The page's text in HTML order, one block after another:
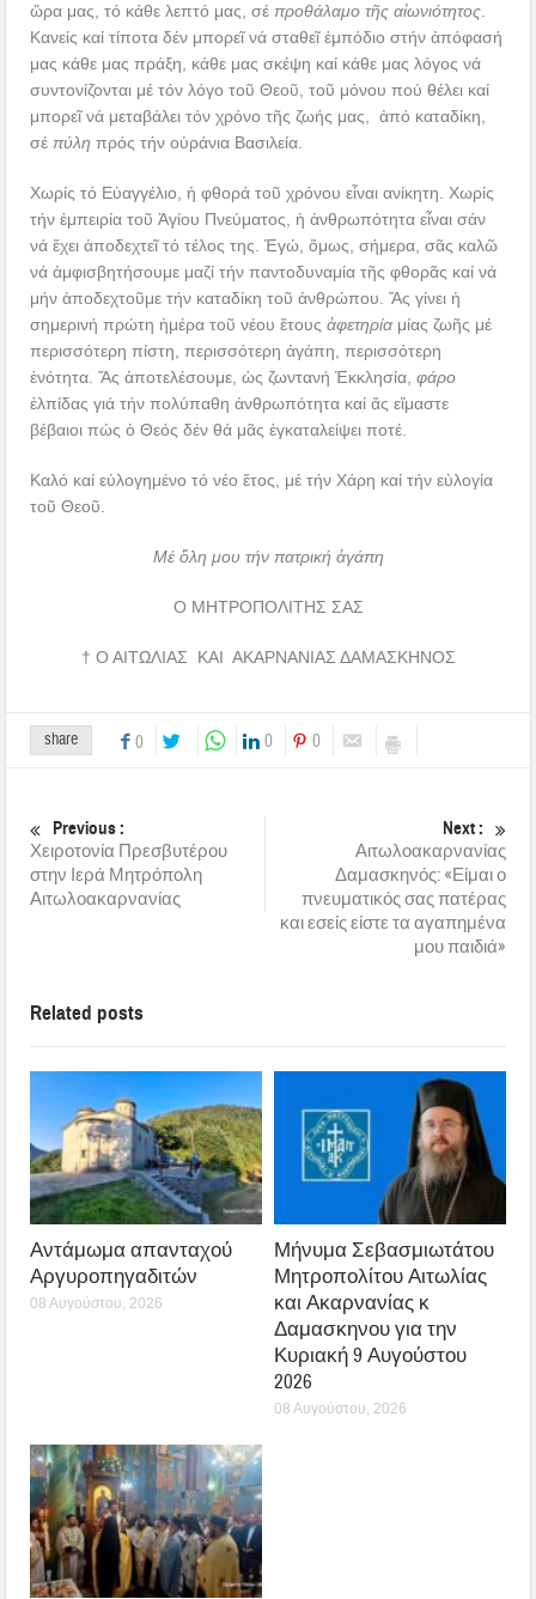
ὥρα μας, τό κάθε λεπτό μας, σέ προθάλαμο τῆς αἰωνιότητος.
Κανείς καί τίποτα δέν μπορεῖ νά σταθεῖ ἐμπόδιο στήν ἀπόφασή
μας κάθε μας πράξη, κάθε μας σκέψη καί κάθε μας λόγος νά
συντονίζονται μέ τόν λόγο τοῦ Θεοῦ, τοῦ μόνου πού θέλει καί
μπορεῖ νά μεταβάλει τόν χρόνο τῆς ζωής μας, ἀπό καταδίκη,
σέ πύλη πρός τήν οὐράνια Βασιλεία.
Χωρίς τό Εὐαγγέλιο, ἡ φθορά τοῦ χρόνου εἶναι ανίκητη. Χωρίς
τήν ἐμπειρία τοῦ Ἁγίου Πνεύματος, ἡ ἀνθρωπότητα εἶναι σάν
νά ἔχει ἀποδεχτεῖ τό τέλος της. Ἐγώ, ὅμως, σήμερα, σᾶς καλῶ
νά ἀμφισβητήσουμε μαζί τήν παντοδυναμία τῆς φθορᾶς καί νά
μήν ἀποδεχτοῦμε τήν καταδίκη τοῦ ἀνθρώπου. Ἄς γίνει ἡ
σημερινή πρώτη ἡμέρα τοῦ νέου ἔτουςἀφετηρία μίας ζωῆς μέ
περισσότερη πίστη, περισσότερη ἀγάπη, περισσότερη
ἑνότητα. Ἄς ἀποτελέσουμε, ὡς ζωντανή Ἐκκλησία,φάρο
ἐλπίδας γιά τήν πολύπαθη ἀνθρωπότητα καί ἄς εἴμαστε
βέβαιοι πώς ὁ Θεός δέν θά μᾶς ἐγκαταλείψει ποτέ.
Καλό καί εὐλογημένο τό νέο ἔτος, μέ τήν Χάρη καί τήν εὐλογία
τοῦ Θεοῦ.
Μέ ὅλη μου τήν πατρική ἀγάπη
Ο ΜΗΤΡΟΠΟΛΙΤΗΣ ΣΑΣ
† Ο ΑΙΤΩΛΙΑΣ ΚΑΙ ΑΚΑΡΝΑΝΙΑΣ ΔΑΜΑΣΚΗΝΟΣ
share 0 0 0
Previous :
Χειροτονία Πρεσβυτέρου
στην Ιερά Μητρόπολη
Αιτωλοακαρνανίας
Next :
Αιτωλοακαρνανίας
Δαμασκηνός: «Είμαι ο
πνευματικός σας πατέρας
και εσείς είστε τα αγαπημένα
μου παιδιά»
Related posts
Αντάμωμα απανταχού
Αργυροπηγαδιτών
08 Αυγούστου, 2026
Μήνυμα Σεβασμιωτάτου
Μητροπολίτου Αιτωλίας
και Ακαρνανίας κ
Δαμασκηνου για την
Κυριακή 9 Αυγούστου
2026
08 Αυγούστου, 2026